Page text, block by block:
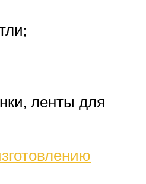
ленты для